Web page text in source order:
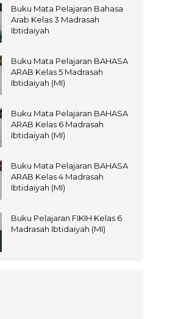
Buku Mata Pelajaran Bahasa
Arab Kelas 3 Madrasah
Ibtidaiyah
Buku Mata Pelajaran BAHASA
ARAB Kelas 5 Madrasah
Ibtidaiyah (MI)
Buku Mata Pelajaran BAHASA
ARAB Kelas 6 Madrasah
Ibtidaiyah (MI)
Buku Mata Pelajaran BAHASA
ARAB Kelas 4 Madrasah
Ibtidaiyah (MI)
Buku Pelajaran FIKIH Kelas 6
Madrasah Ibtidaiyah (MI)